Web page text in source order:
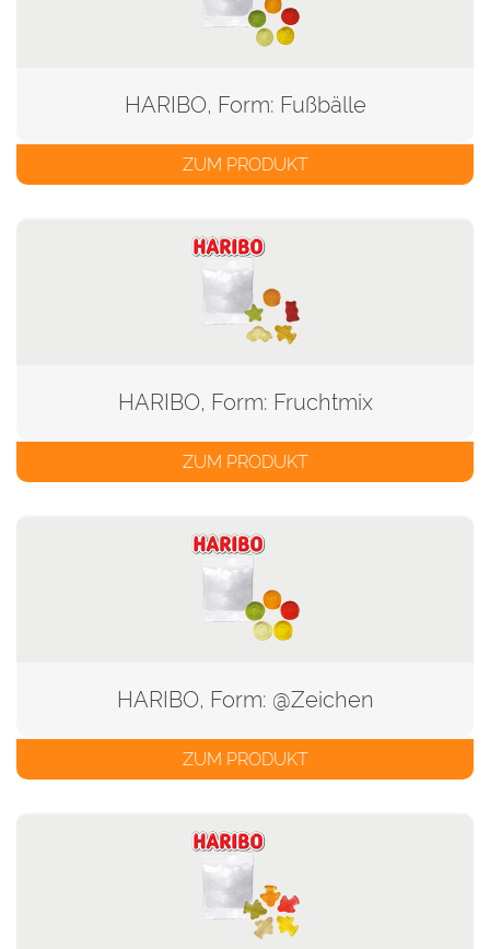
HARIBO, Form: Fußbälle
ZUM PRODUKT
HARIBO, Form: Fruchtmix
ZUM PRODUKT
HARIBO, Form: @Zeichen
ZUM PRODUKT